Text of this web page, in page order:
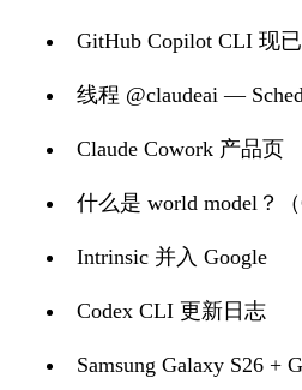
GitHub Copilot CLI 现
线程 @claudeai —
Claude Cowork 产品页
什么是 world model？（
Intrinsic 并入 Google
Codex CLI 更新日志
Samsung Galaxy S26 +